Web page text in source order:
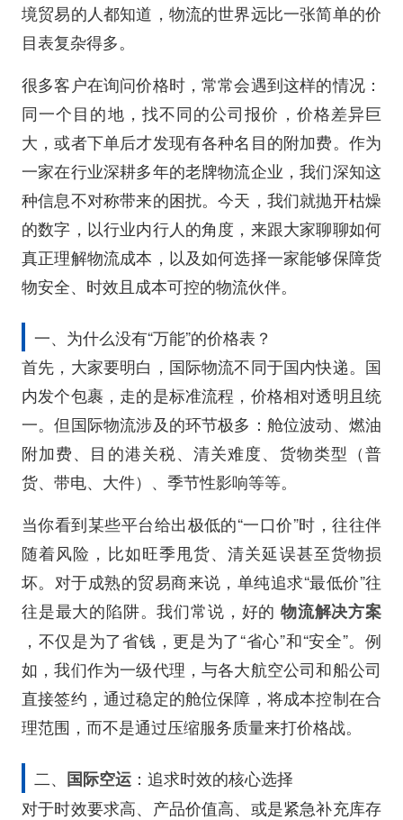
境贸易的人都知道，物流的世界远比一张简单的价
目表复杂得多。
很多客户在询问价格时，常常会遇到这样的情况：
同一个目的地，找不同的公司报价，价格差异巨
大，或者下单后才发现有各种名目的附加费。作为
一家在行业深耕多年的老牌物流企业，我们深知这
种信息不对称带来的困扰。今天，我们就抛开枯燥
的数字，以行业内行人的角度，来跟大家聊聊如何
真正理解物流成本，以及如何选择一家能够保障货
物安全、时效且成本可控的物流伙伴。
一、为什么没有“万能”的价格表？
首先，大家要明白，国际物流不同于国内快递。国
内发个包裹，走的是标准流程，价格相对透明且统
一。但国际物流涉及的环节极多：舱位波动、燃油
附加费、目的港关税、清关难度、货物类型（普
货、带电、大件）、季节性影响等等。
当你看到某些平台给出极低的“一口价”时，往往伴
随着风险，比如旺季甩货、清关延误甚至货物损
坏。对于成熟的贸易商来说，单纯追求“最低价”往
往是最大的陷阱。我们常说，好的 物流解决方案
，不仅是为了省钱，更是为了“省心”和“安全”。例
如，我们作为一级代理，与各大航空公司和船公司
直接签约，通过稳定的舱位保障，将成本控制在合
理范围，而不是通过压缩服务质量来打价格战。
二、 国际空运 ：追求时效的核心选择
对于时效要求高、产品价值高、或是紧急补充库存